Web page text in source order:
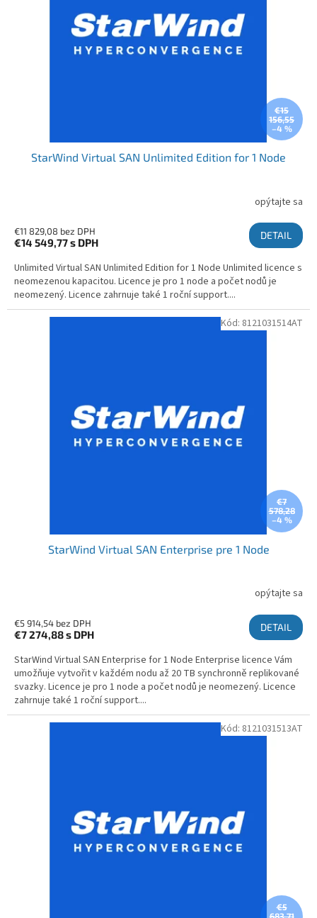
€15
156,55
–4 %
StarWind Virtual SAN Unlimited Edition for 1 Node
opýtajte sa
€11 829,08 bez DPH
€14 549,77s DPH
DETAIL
Unlimited Virtual SAN Unlimited Edition for 1 Node Unlimited licence s
neomezenou kapacitou. Licence je pro 1 node a počet nodů je
neomezený. Licence zahrnuje také 1 roční support....
€7
578,28
–4 %
StarWind Virtual SAN Enterprise pre 1 Node
opýtajte sa
€5 914,54 bez DPH
€7 274,88s DPH
DETAIL
StarWind Virtual SAN Enterprise for 1 Node Enterprise licence Vám
umožňuje vytvořit v každém nodu až 20 TB synchronně replikované
svazky. Licence je pro 1 node a počet nodů je neomezený. Licence
zahrnuje také 1 roční support....
Kód: 8121031514AT
€5
683,71
Kód: 8121031513AT